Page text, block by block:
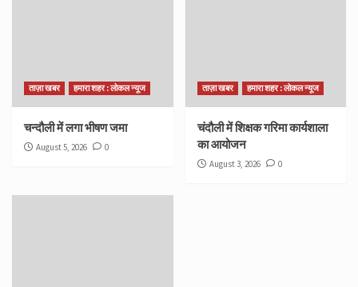
ताज़ा खबर हमारा शहर : लोकल न्यूज
चन्दौली में लगा भीषण जमा
August 5, 2026 0
ताज़ा खबर हमारा शहर : लोकल न्यूज
चंदौली में शिक्षक गरिमा कार्यशाला
का आयोजन
August 3, 2026 0